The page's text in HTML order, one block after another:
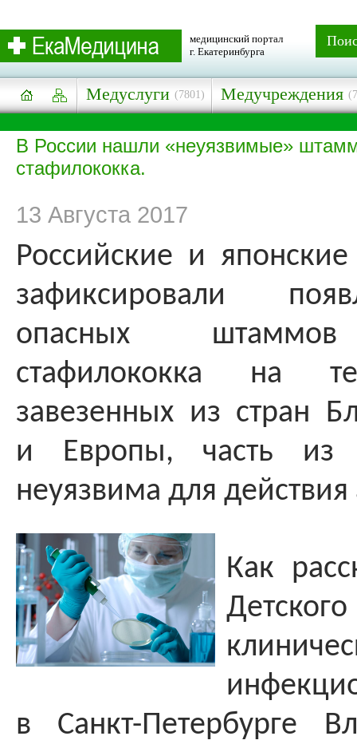
медицинский портал
г. Екатеринбурга
Медуслуги (7801) Медучреждения
В России нашли «неуязвимые»
стафилококка.
13 Августа 2017
Российские и
зафиксировали
опасных штаммов
стафилококка на
завезенных из стран
и Европы, часть из
неуязвима для
Как
в Санкт-Петербурге